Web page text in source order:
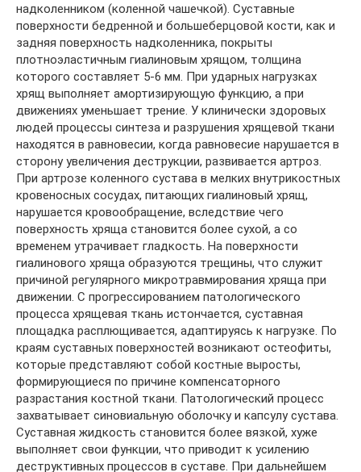
надколенником (коленной чашечкой). Суставные
поверхности бедренной и большеберцовой кости, как и
задняя поверхность надколенника, покрыты
плотноэластичным гиалиновым хрящом, толщина
которого составляет 5-6 мм. При ударных нагрузках
хрящ выполняет амортизирующую функцию, а при
движениях уменьшает трение. У клинически здоровых
людей процессы синтеза и разрушения хрящевой ткани
находятся в равновесии, когда равновесие нарушается в
сторону увеличения деструкции, развивается артроз.
При артрозе коленного сустава в мелких внутрикостных
кровеносных сосудах, питающих гиалиновый хрящ,
нарушается кровообращение, вследствие чего
поверхность хряща становится более сухой, а со
временем утрачивает гладкость. На поверхности
гиалинового хряща образуются трещины, что служит
причиной регулярного микротравмирования хряща при
движении. С прогрессированием патологического
процесса хрящевая ткань истончается, суставная
площадка расплющивается, адаптируясь к нагрузке. По
краям суставных поверхностей возникают остеофиты,
которые представляют собой костные выросты,
формирующиеся по причине компенсаторного
разрастания костной ткани. Патологический процесс
захватывает синовиальную оболочку и капсулу сустава.
Суставная жидкость становится более вязкой, хуже
выполняет свои функции, что приводит к усилению
деструктивных процессов в суставе. При дальнейшем